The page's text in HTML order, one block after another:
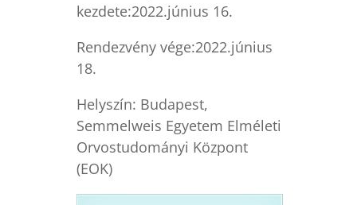
kezdete:2022.június 16.
Rendezvény vége:2022.június
18.
Helyszín: Budapest,
Semmelweis Egyetem Elméleti
Orvostudományi Központ
(EOK)